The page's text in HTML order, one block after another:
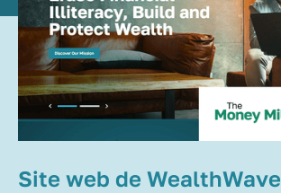
Site web de WealthWave